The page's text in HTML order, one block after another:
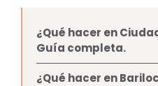
¿Qué hacer en
Guía completa.
¿Qué hacer en